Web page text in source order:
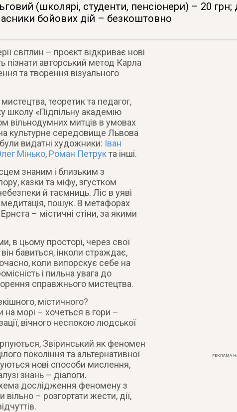
(школярі, студенти, пенсіонери) – 20 грн;
бойових дій – безкоштовно
світлин – проєкт відкриває нові
пізнати авторський метод Карла
та творення візуального
теоретик та педагог,
школу «Підпільну академію
вільнодумних митців в умовах
культурне середовище Львова
видатні художники: Іван
Мінько, Роман Петрукта інші.
знаним і близьким з
казки та міфу, згустком
й таємниць. Ліс в уяві
медитація, пошук. В метафорах
– містичні стіни, за якими
в цьому просторі, через свої
бавиться, інколи страждає,
коли випорскує себе на
і пильна увага до
справжнього мистецтва.
містичного?
на морі – хочеться в гори –
вічного неспокою людської
Звіринський як феномен
покоління та альтернативної
нові способи мислення,
знань – діалоги.
дослідження феномену з
– розгортати жести, дії,
РЕКЛАМА